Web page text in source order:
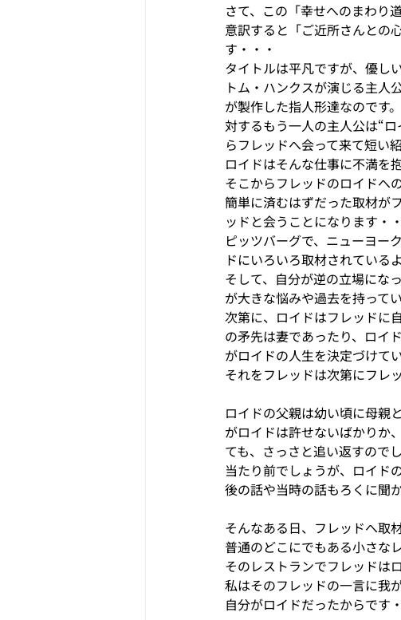
さて、この「幸せへのまわり
意訳すると「ご近所さんとの
す・・・
タイトルは平凡ですが、優し
トム・ハンクスが演じる主人
が製作した指人形達なのです。
対するもう一人の主人公は“
らフレッドへ会って来て短い
ロイドはそんな仕事に不満を
そこからフレッドのロイドへ
簡単に済むはずだった取材が
ッドと会うことになります・
ピッツバーグで、ニューヨー
ドにいろいろ取材されている
そして、自分が逆の立場にな
が大きな悩みや過去を持って
次第に、ロイドはフレッドに
の矛先は妻であったり、ロイ
がロイドの人生を決定づけて
それをフレッドは次第にフレ
ロイドの父親は幼い頃に母親
がロイドは許せないばかりか
ても、さっさと追い返すので
当たり前でしょうが、ロイド
後の話や当時の話もろくに聞
そんなある日、フレッドへ取
普通のどこにでもある小さな
そのレストランでフレッドは
私はそのフレッドの一言に我
自分がロイドだったからです